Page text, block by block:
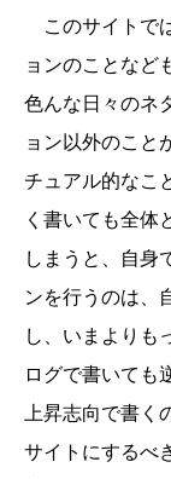
このサイトで
ョンのことなど
色んな日々のネ
ョン以外のこと
チュアル的なこ
く書いても全体
しまうと、自身
ンを行うのは、
し、いまよりも
ログで書いても
上昇志向で書
サイトにするべ